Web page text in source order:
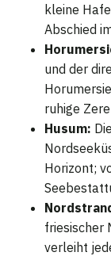
kleine
Abschied
und der
ruhige
Husum:
Horizont;
friesischer
verleiht